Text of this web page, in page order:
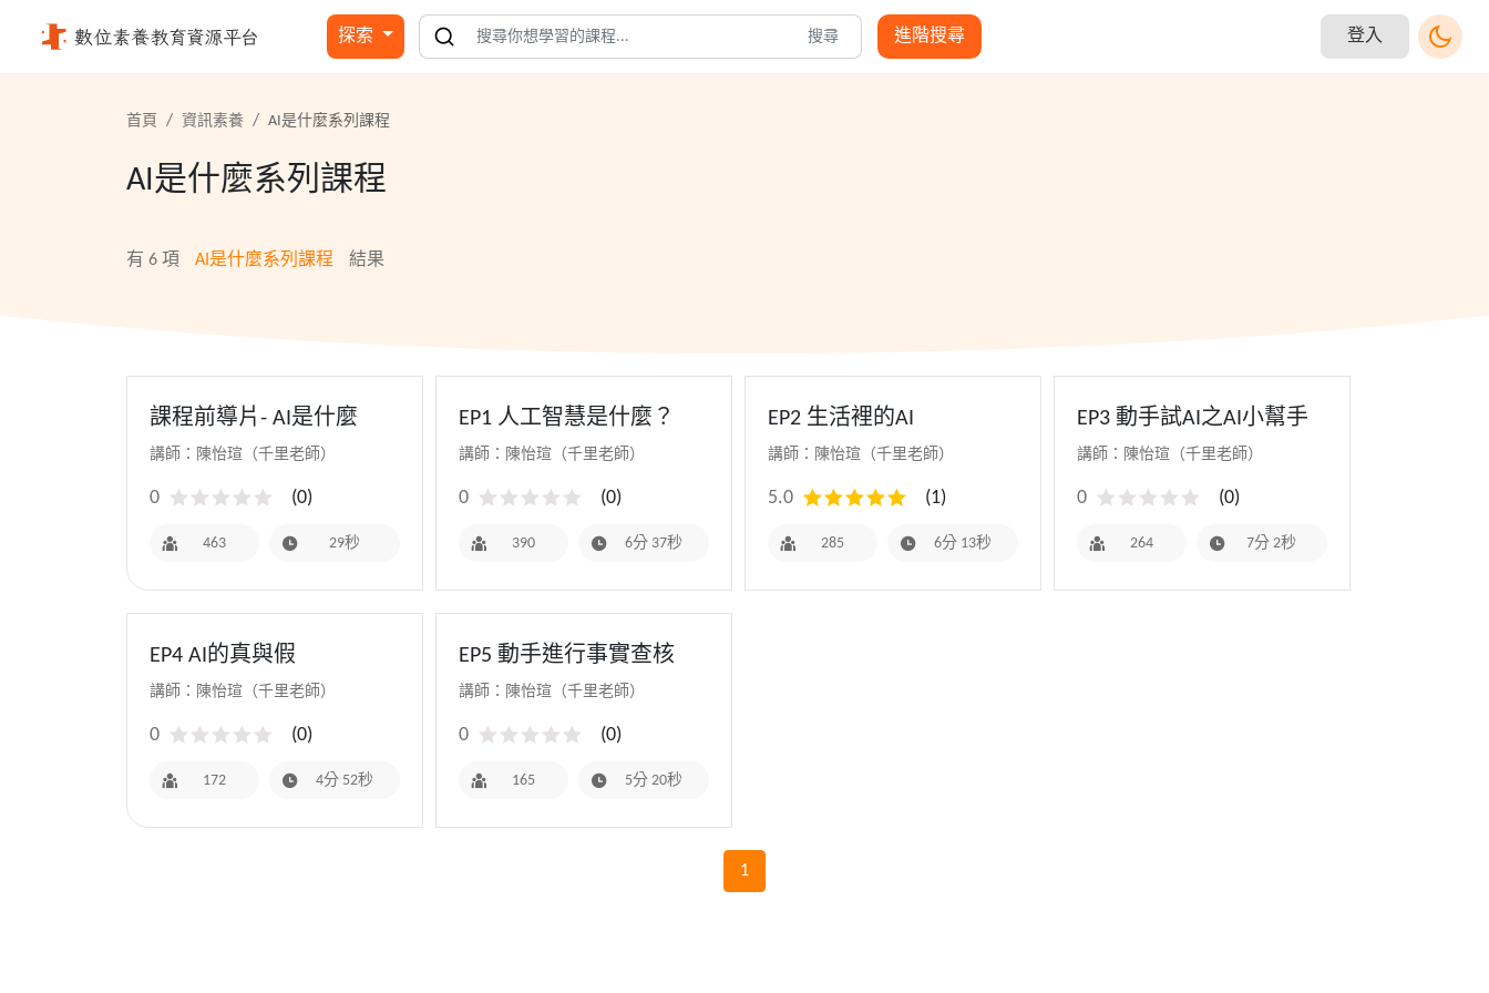
探索
搜尋 進階搜尋 登入
首頁 資訊素養 AI是什麼系列課程
AI是什麼系列課程
有 6 項 AI是什麼系列課程 結果
課程前導片- AI是什麼
講師：陳怡瑄（千里老師）
0 (0)
463 29秒
EP1 人工智慧是什麼？
講師：陳怡瑄（千里老師）
0 (0)
390 6分 37秒
EP2 生活裡的AI
講師：陳怡瑄（千里老師）
5.0 (1)
285 6分 13秒
EP3 動手試AI之AI小幫手
講師：陳怡瑄（千里老師）
0 (0)
264 7分 2秒
EP4 AI的真與假
講師：陳怡瑄（千里老師）
0 (0)
172 4分 52秒
EP5 動手進行事實查核
講師：陳怡瑄（千里老師）
0 (0)
165 5分 20秒
1